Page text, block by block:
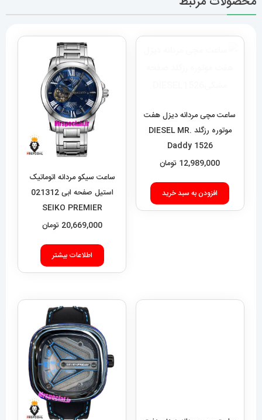
ساعت مچی مردانه دیزل هفت
موتوره رزگلد DIESEL MR.
Daddy 1526
12,989,000 تومان
افزودن به سبد خرید
ساعت سیکو مردانه اتوماتیک
استیل صفحه ابی 021312
SEIKO PREMIER
20,669,000 تومان
اطلاعات بیشتر